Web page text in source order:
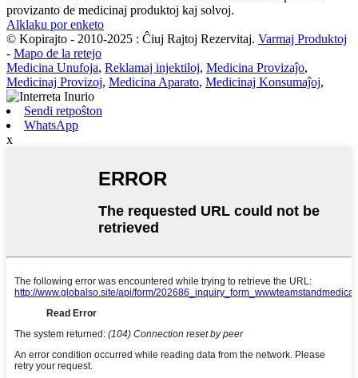
provizanto de medicinaj produktoj kaj solvoj.
Alklaku por enketo
© Kopirajto - 2010-2025 : Ĉiuj Rajtoj Rezervitaj. Varmaj Produktoj
- Mapo de la retejo
Medicina Unufoja, Reklamaj injektiloj, Medicina Provizaĵo,
Medicinaj Provizoj, Medicina Aparato, Medicinaj Konsumaĵoj,
Sendi retpoŝton
WhatsApp
x